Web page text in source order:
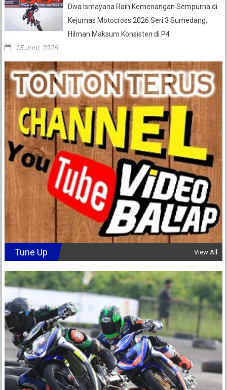
Diva Ismayana Raih Kemenangan Sempurna di
Kejurnas Motocross 2026 Seri 3 Sumedang,
Hilman Maksum Konsisten di P4
15 Juni, 2026
Tune Up View All